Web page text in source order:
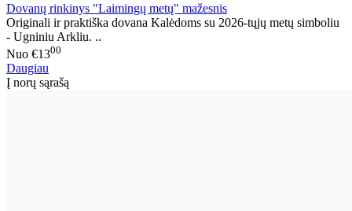
Dovanų rinkinys "Laimingų metų" mažesnis
Originali ir praktiška dovana Kalėdoms su 2026-tųjų metų simboliu
- Ugniniu Arkliu. ..
Nuo €1300
Daugiau
Į norų sąrašą